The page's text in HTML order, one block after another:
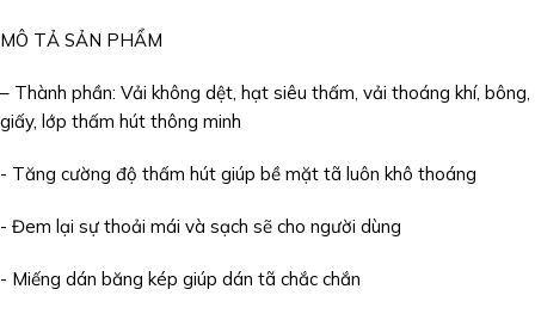
MÔ TẢ SẢN PHẨM
– Thành phần: Vải không dệt, hạt siêu thấm, vải thoáng khí, bông,
giấy, lớp thấm hút thông minh
-️ Tăng cường độ thấm hút giúp bề mặt tã luôn khô thoáng
-️ Đem lại sự thoải mái và sạch sẽ cho người dùng
-️ Miếng dán băng kép giúp dán tã chắc chắn